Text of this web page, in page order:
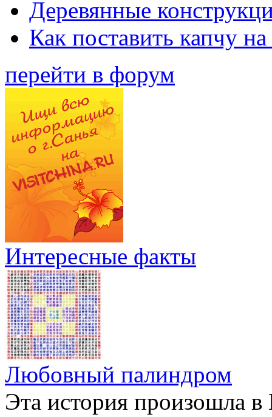
Деревянные
Как поставить капчу
перейти в форум
Интересные факты
Любовный палиндром
Эта история произошла в